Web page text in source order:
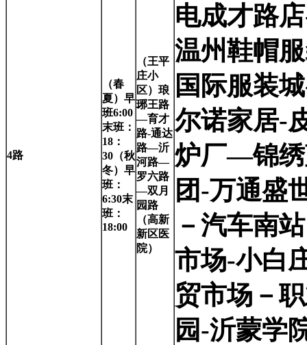
4路
（春
夏）早
班6:00
末班：
18：
30（秋
冬）早
班：
6:30末
班：
18:00
（王平
庄小
区）琅
琊王路
—育才
路-通达
路—沂
河路—
罗六路
—双月
园路
（高新
新区医
院）
电成才路
温州鞋帽
国际服装
尔诺家居-
炉厂—锦
团-万通盛
－汽车南
市场-小白
贸市场－
园-沂蒙学